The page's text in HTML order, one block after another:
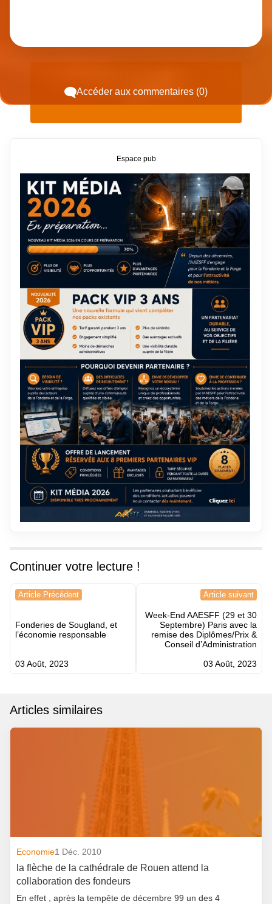
Accéder aux commentaires (0)
Espace pub
Continuer votre lecture !
Navigation
l’article
Article Précédent
Fonderies de Sougland, et
l’économie responsable
03 Août, 2023
Article suivant
Week-End AAESFF (29 et 30
Septembre) Paris avec la
remise des Diplômes/Prix &
Conseil d’Administration
03 Août, 2023
Articles similaires
Economie1 Déc. 2010
la flèche de la cathédrale de Rouen attend la
collaboration des fondeurs
En effet , après la tempête de décembre 99 un des 4